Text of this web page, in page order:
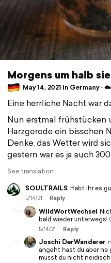
Morgens um halb
May 14, 2021 in Germany ⋅
Eine herrliche Nacht war
Nun erstmal frühstücken
Harzgerode ein bisschen
Denke, das Wetter wird
gestern war es ja auch
See translation
SOULTRAILS Habt ihr es
5/14/21 Reply
WildWortWechsel
bald wieder unterwegs!
5/14/21 Reply
Joschi DerWanderer
angeht hast du aber ne
musst du nicht